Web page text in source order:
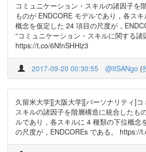
コミュニケーション・スキルの諸因子を
ものが ENDCORE モデルであり，各ス
概念を仮定した 24 項目の尺度が，
“コミュニケーション・スキルに関する
https://t.co/6NfnSHHlz3
2017-09-20 00:30:55 @ItSANgo (
久留米大学][大阪大学][パーソナリティ]コ
スキルの諸因子を階層構造に統合したも
ルであり，各スキルに 4 種類の下位概念
の尺度が，ENDCOREs である。 https://